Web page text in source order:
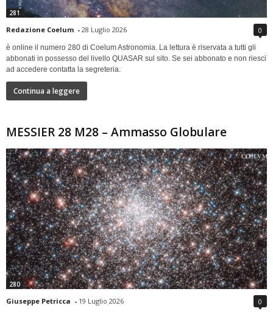
281
Redazione Coelum - 28 Luglio 2026 0
è online il numero 280 di Coelum Astronomia. La lettura è riservata a tutti gli
abbonati in possesso del livello QUASAR sul sito. Se sei abbonato e non riesci
ad accedere contatta la segreteria.
Continua a leggere
MESSIER 28 M28 – Ammasso Globulare
280
Giuseppe Petricca - 19 Luglio 2026 0